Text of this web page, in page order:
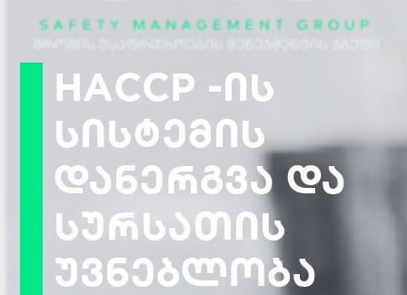
HACCP -ის
სისტემის
დანერგვა და
სურსათის
უვნებლობა